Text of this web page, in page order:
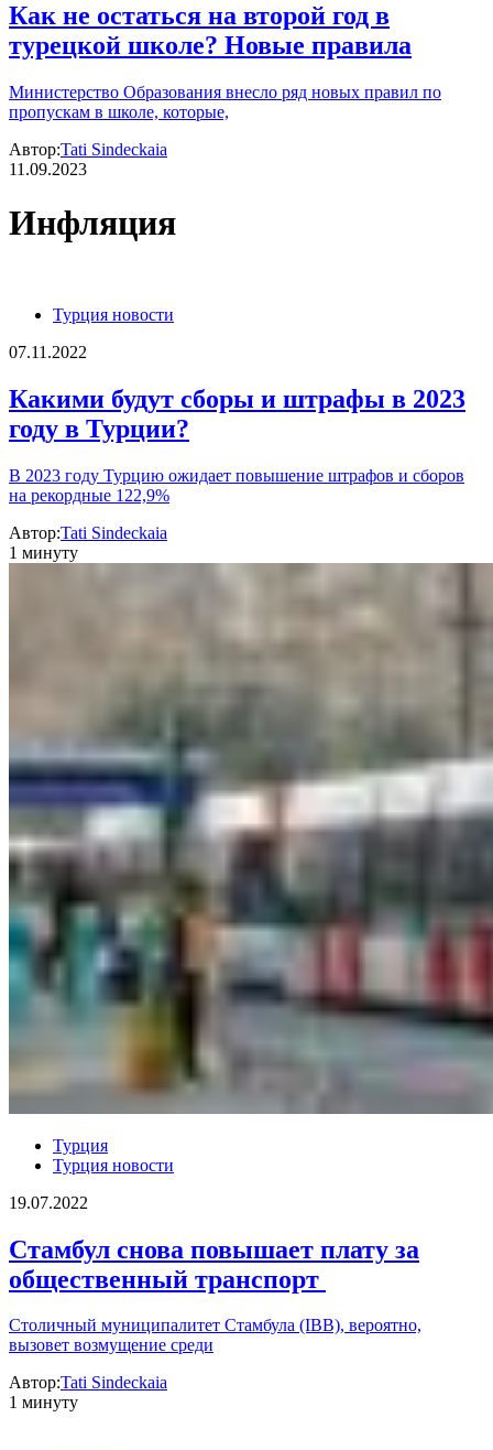
Как не остаться на второй год в
турецкой школе? Новые правила
Министерство Образования внесло ряд новых правил по
пропускам в школе, которые,
Автор:Tati Sindeckaia
11.09.2023
Инфляция
Турция новости
07.11.2022
Какими будут сборы и штрафы в 2023
году в Турции?
В 2023 году Турцию ожидает повышение штрафов и сборов
на рекордные 122,9%
Автор:Tati Sindeckaia
1 минуту
Турция
Турция новости
19.07.2022
Стамбул снова повышает плату за
общественный транспорт
Столичный муниципалитет Стамбула (IBB), вероятно,
вызовет возмущение среди
Автор:Tati Sindeckaia
1 минуту